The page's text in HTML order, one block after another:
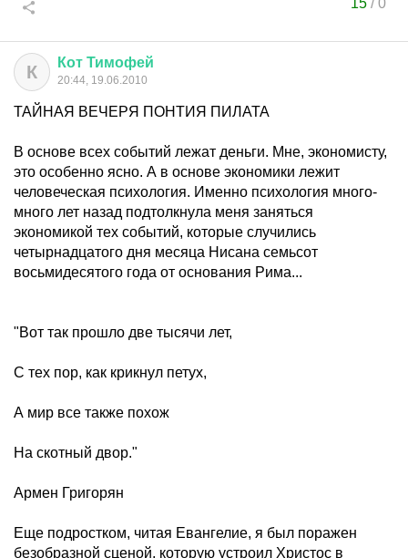
15 /0
К Кот Тимофей
20:44, 19.06.2010
ТАЙНАЯ ВЕЧЕРЯ ПОНТИЯ ПИЛАТА
В основе всех событий лежат деньги. Мне, экономисту,
это особенно ясно. А в основе экономики лежит
человеческая психология. Именно психология много-
много лет назад подтолкнула меня заняться
экономикой тех событий, которые случились
четырнадцатого дня месяца Нисана семьсот
восьмидесятого года от основания Рима...
"Вот так прошло две тысячи лет,
С тех пор, как крикнул петух,
А мир все также похож
На скотный двор."
Армен Григорян
Еще подростком, читая Евангелие, я был поражен
безобразной сценой, которую устроил Христос в